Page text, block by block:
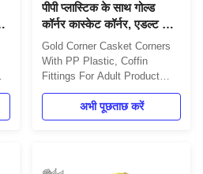
पीपी प्लास्टिक के साथ गोल्ड
कॉर्नर कास्केट कॉर्नर, एडल्ट के
लिए कॉफिन फिटिंग
Gold Corner Casket Corners
With PP Plastic, Coffin
Fittings For Adult Product
Description Standard Style
Copper Plastic Funeral
Furniture Coffin Parts Casket
2pcs 203cm long steel bars
अभी पूछताछ करें